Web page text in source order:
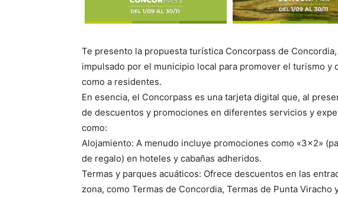
Te presento la propuesta turística Concorpass de
impulsado por el municipio local para promover el turismo
como a residentes.
En esencia, el Concorpass es una tarjeta digital que, al
de descuentos y promociones en diferentes servicios y
como:
Alojamiento: A menudo incluye promociones como «3×2»
de regalo) en hoteles y cabañas adheridos.
Termas y parques acuáticos: Ofrece descuentos en las
zona, como Termas de Concordia, Termas de Punta Viracho